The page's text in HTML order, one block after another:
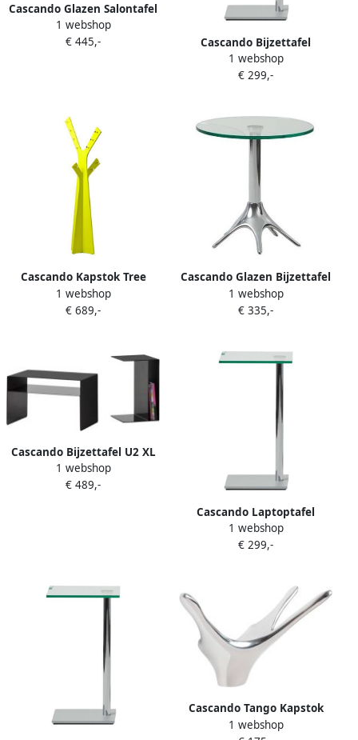
Cascando Glazen Salontafel
Flow
1 webshop
€ 445,-
Cascando Bijzettafel
Exxentrique Vierkant 60 cm
1 webshop
€ 299,-
Cascando Kapstok Tree
Groen 200 cm hoog 20
jashaken
1 webshop
€ 689,-
Cascando Glazen Bijzettafel
ZaZa 35
1 webshop
€ 335,-
Cascando Bijzettafel U2 XL
1 webshop
€ 489,-
Cascando Laptoptafel
Exxentrique 60 cm hoog
1 webshop
€ 299,-
Cascando Tango Kapstok
1 webshop